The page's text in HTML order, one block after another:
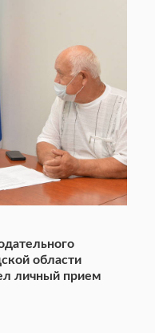
области
личный прием